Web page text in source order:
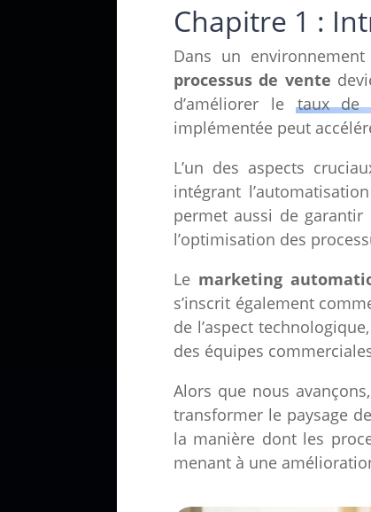
Chapitre 1 :
Dans un
processus de vente
d’améliorer letaux de
implémentée peut
L’un des aspects
intégrant
permet aussi de
l’optimisation des
Le marketing
s’inscrit également
de l’aspect
des équipes
Alors que nous
transformer le paysage
la manière dont les
menant à une